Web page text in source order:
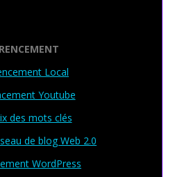
Local
Youtube
des mots clés
de blog Web 2.0
WordPress